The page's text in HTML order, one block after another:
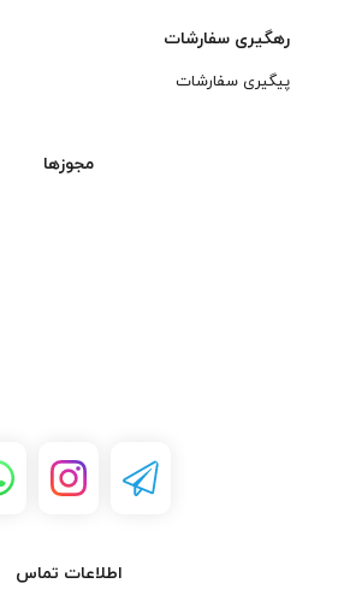
رهگیری سفارشات
پیگیری سفارشات
مجوزها
اطلاعات تماس